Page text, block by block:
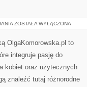
SPORT
ZOSTAŁA WYŁĄCZONA
OlgaKomorowska.pl to
integruje pasję do
kobiet oraz użytecznych
znaleźć tutaj różnorodne